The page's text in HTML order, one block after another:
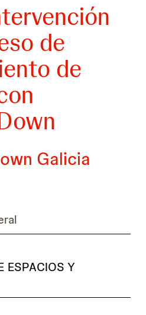
de
de
Galicia
ESPACIOS Y